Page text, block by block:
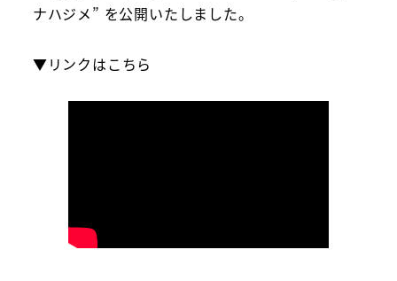
ナハジメ” を公開いたしました。
▼リンクはこちら